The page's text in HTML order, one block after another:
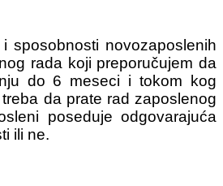
sposobnosti novozaposlenih
rada koji preporučujem da
do 6 meseci i tokom kog
da prate rad zaposlenog
poseduje odgovarajuća
ili ne.